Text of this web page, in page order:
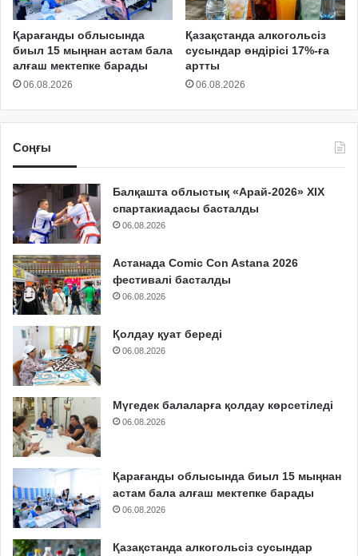
Қарағанды облысында
биыл 15 мыңнан астам бала
алғаш мектепке барады
06.08.2026
Қазақстанда алкогольсіз
сусындар өндірісі 17%-ға
артты
06.08.2026
Соңғы
Балқашта облыстық «Арай-2026» XIX
спартакиадасы басталды
06.08.2026
Астанада Comic Con Astana 2026
фестивалі басталды
06.08.2026
Қолдау қуат береді
06.08.2026
Мүгедек балаларға қолдау көрсетіледі
06.08.2026
Қарағанды облысында биыл 15 мыңнан
астам бала алғаш мектепке барады
06.08.2026
Қазақстанда алкогольсіз сусындар